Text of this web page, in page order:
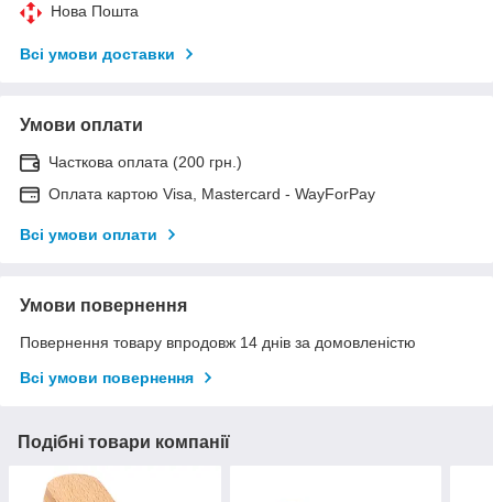
Нова Пошта
Всі умови доставки
Умови оплати
Часткова оплата (200 грн.)
Оплата картою Visa, Mastercard - WayForPay
Всі умови оплати
Умови повернення
Повернення товару впродовж 14 днів за домовленістю
Всі умови повернення
Подібні товари компанії